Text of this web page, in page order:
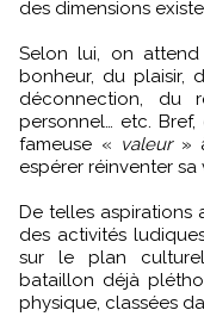
des dimensions
Selon lui, on
bonheur, du plaisir,
déconnection, du
personnel… etc.
fameuse « valeur »
espérer réinventer sa
De telles
des activités
sur le plan
bataillon déjà
physique, classées